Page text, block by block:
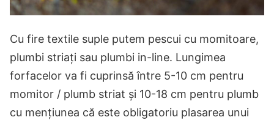
Cu fire textile suple putem pescui cu momitoare,
plumbi striați sau plumbi in-line. Lungimea
forfacelor va fi cuprinsă între 5-10 cm pentru
momitor / plumb striat și 10-18 cm pentru plumb
cu mențiunea că este obligatoriu plasarea unui